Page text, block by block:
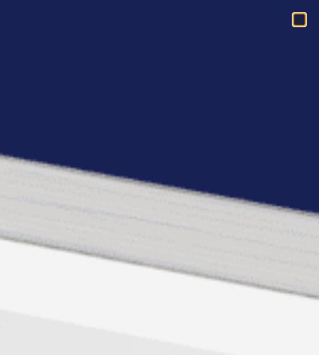
30 martie: creativitate si
incredere in sine
Intalnirea Empower Live! #94 din Bucuresti
are ca tema increderea de sine si este
facilitata de doi speakeri.
Bucuresti, 30 martie, Alina Andrei si